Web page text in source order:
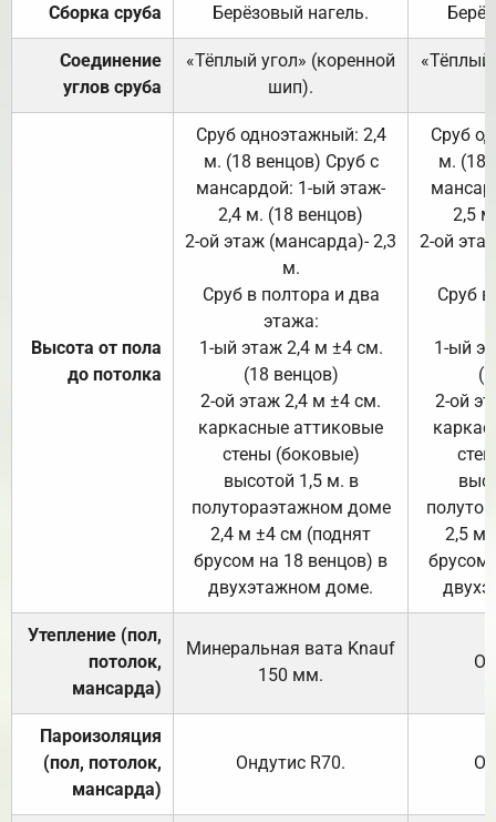
Сборка сруба Берёзовый нагель.
Соединение
углов сруба
«Тёплый угол» (коренной
шип).
«Тёплый
Высота от пола
до потолка
Сруб одноэтажный: 2,4
м. (18 венцов) Сруб с
мансардой: 1-ый этаж-
2,4 м. (18 венцов)
2-ой этаж (мансарда)- 2,3
м.
Сруб в полтора и два
этажа:
1-ый этаж 2,4 м ±4 см.
(18 венцов)
2-ой этаж 2,4 м ±4 см.
каркасные аттиковые
стены (боковые)
высотой 1,5 м. в
полутораэтажном доме
2,4 м ±4 см (поднят
брусом на 18 венцов) в
двухэтажном доме.
Сруб
м. (18
2,5
2-ой
Сруб
1-ый
2-ой
2,5 м
брусом
Утепление (пол,
потолок,
мансарда)
Минеральная вата Knauf
150 мм.
Пароизоляция
(пол, потолок,
мансарда)
Ондутис R70.